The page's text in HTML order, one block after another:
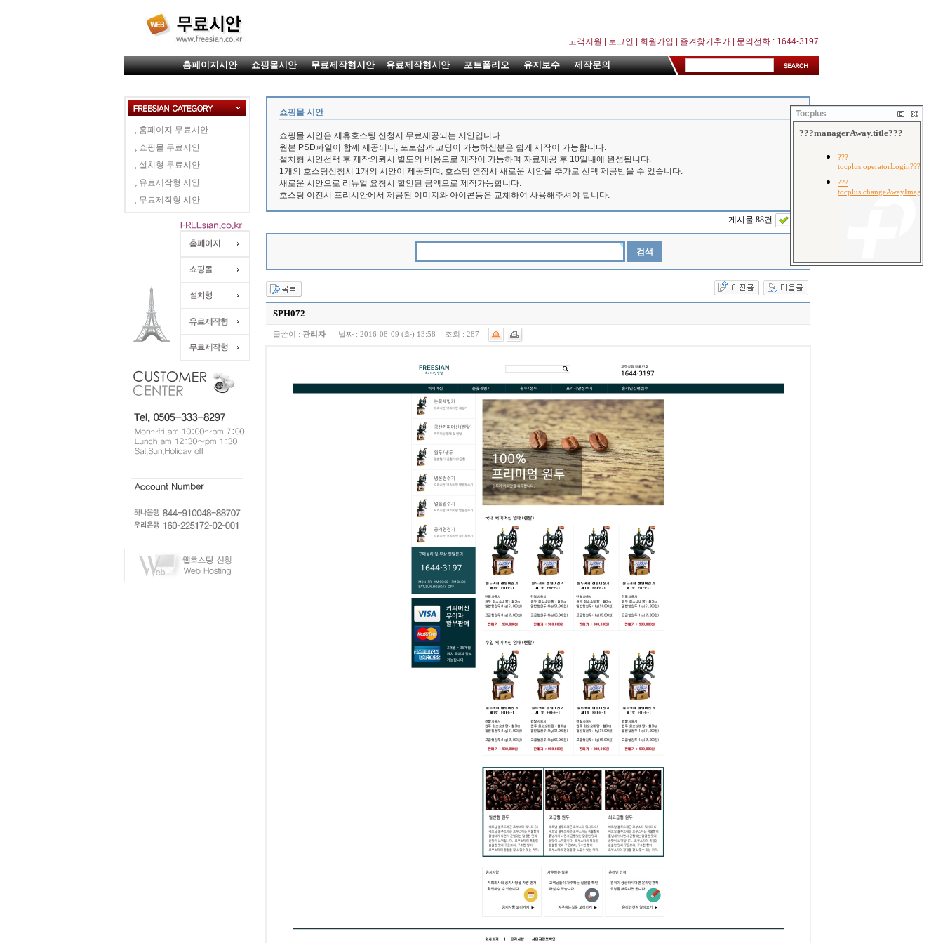
고객지원 로그인 회원가입 즐겨찾기추가 | 문의전화 : 1644-3197
홈페이지시안 쇼핑몰시안 무료제작형시안 유료제작형시안 포트폴리오 유지보수 제작문의
홈페이지 무료시안
쇼핑몰 무료시안
설치형 무료시안
유료제작형 시안
무료제작형 시안
쇼핑몰 시안
쇼핑몰 시안은 제휴호스팅 신청시 무료제공되는 시안입니다.
원본 PSD파일이 함께 제공되니, 포토샵과 코딩이 가능하신분은 쉽게 제작이 가능합니다.
설치형 시안선택 후 제작의뢰시 별도의 비용으로 제작이 가능하며 자료제공 후 10일내에 완성됩니다.
1개의 호스팅신청시 1개의 시안이 제공되며, 호스팅 연장시 새로운 시안을 추가로 선택 제공받을 수 있습니다.
새로운 시안으로 리뉴얼 요청시 할인된 금액으로 제작가능합니다.
호스팅 이전시 프리시안에서 제공된 이미지와 아이콘등은 교체하여 사용해주셔야 합니다.
게시물 88건
SPH072
글쓴이 : 관리자 날짜 : 2016-08-09 (화) 13:58 조회 : 287
Tocplus